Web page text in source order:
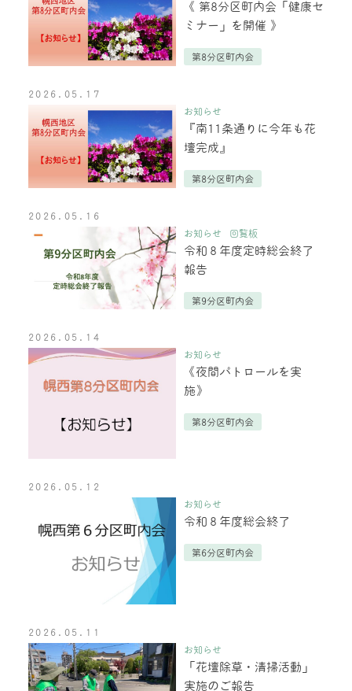
《 第8分区町内会「健康セ
ミナー」を開催 》
第8分区町内会
2026.05.17
お知らせ
『南11条通りに今年も花
壇完成』
第8分区町内会
2026.05.16
お知らせ
回覧板
令和８年度定時総会終了
報告
第9分区町内会
2026.05.14
お知らせ
《夜間パトロールを実
施》
第8分区町内会
2026.05.12
お知らせ
令和８年度総会終了
第6分区町内会
2026.05.11
お知らせ
「花壇除草・清掃活動」
実施のご報告